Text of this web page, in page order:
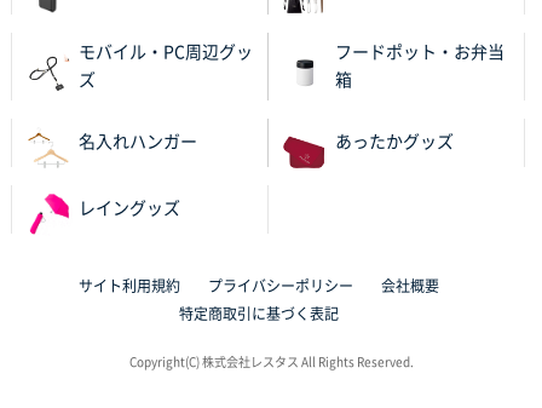
東京都N社様
ワンポイントポリ袋 A4サイズ
サイト構成が解りやすかったから
東京都J社様
丁度良いものがあったので
群馬県K社様
モバイル・PC周辺グッ
ズ
フードポット・お弁当
箱
名入れハンガー あったかグッズ
レイングッズ
サイト利用規約 プライバシーポリシー
会社概要
特定商取引に基づく表記
Copyright(C) 株式会社レスタス All Rights Reserved.